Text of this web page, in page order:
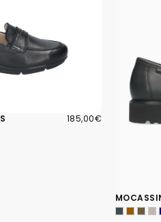
185,00€
PRIX
185,00€